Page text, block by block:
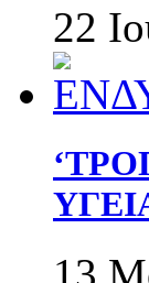
22